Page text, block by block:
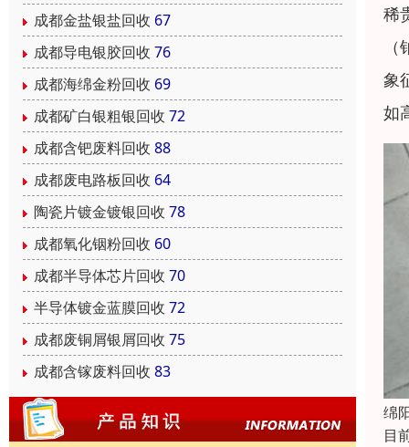
成都金盐银盐回收 67
成都导电银胶回收 76
成都海绵金粉回收 69
成都矿白银粗银回收 72
成都含钯废料回收 88
成都废电路板回收 64
陶瓷片镀金镀银回收 78
成都氧化铟粉回收 60
成都半导体芯片回收 70
半导体镀金蓝膜回收 72
成都废铜屑银屑回收 75
成都含镓废料回收 83
稀
象
如
绵
目